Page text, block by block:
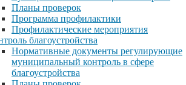
Планы проверок
Программа профилактики
Профилактические мероприятия
благоустройства
Нормативные документы регулирующие
муниципальный контроль в сфере
благоустройства